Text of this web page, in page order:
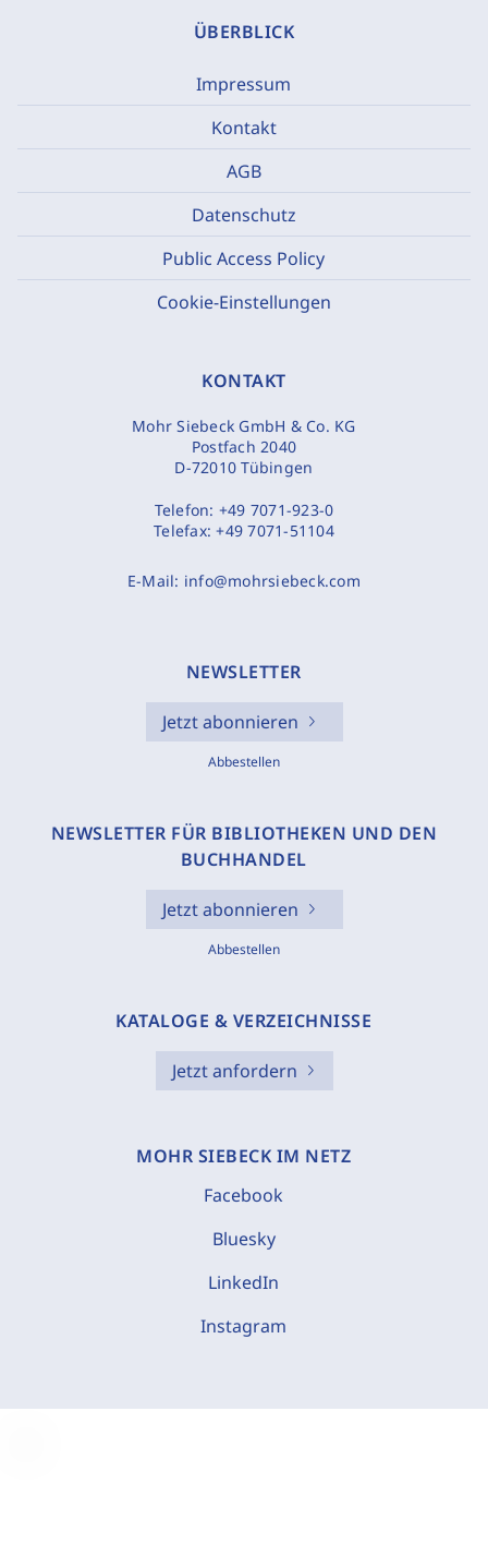
ÜBERBLICK
Impressum
Kontakt
AGB
Datenschutz
Public Access Policy
Cookie-Einstellungen
KONTAKT
Mohr Siebeck GmbH & Co. KG
Postfach 2040
D-72010 Tübingen
Telefon: +49 7071-923-0
Telefax:+49 7071-51104
E-Mail: info@mohrsiebeck.com
NEWSLETTER
Jetzt abonnieren
Abbestellen
NEWSLETTER FÜR BIBLIOTHEKEN UND DEN
BUCHHANDEL
Jetzt abonnieren
Abbestellen
KATALOGE & VERZEICHNISSE
Jetzt anfordern
MOHR SIEBECK IM NETZ
Facebook
Bluesky
LinkedIn
Instagram